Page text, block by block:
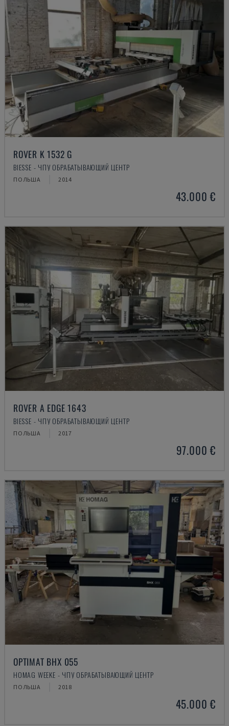
ROVER K 1532 G
BIESSE - ЧПУ ОБРАБАТЫВАЮЩИЙ ЦЕНТР
ПОЛЬША 2014
43.000 €
ROVER A EDGE 1643
BIESSE - ЧПУ ОБРАБАТЫВАЮЩИЙ ЦЕНТР
ПОЛЬША 2017
97.000 €
OPTIMAT BHX 055
HOMAG WEEKE - ЧПУ ОБРАБАТЫВАЮЩИЙ ЦЕНТР
ПОЛЬША 2018
45.000 €